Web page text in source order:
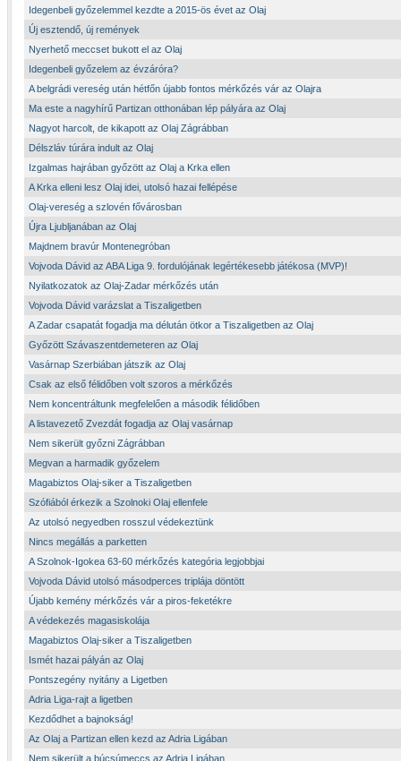
Idegenbeli győzelemmel kezdte a 2015-ös évet az Olaj
Új esztendő, új remények
Nyerhető meccset bukott el az Olaj
Idegenbeli győzelem az évzáróra?
A belgrádi vereség után hétfőn újabb fontos mérkőzés vár az Olajra
Ma este a nagyhírű Partizan otthonában lép pályára az Olaj
Nagyot harcolt, de kikapott az Olaj Zágrábban
Délszláv túrára indult az Olaj
Izgalmas hajrában győzött az Olaj a Krka ellen
A Krka elleni lesz Olaj idei, utolsó hazai fellépése
Olaj-vereség a szlovén fővárosban
Újra Ljubljanában az Olaj
Majdnem bravúr Montenegróban
Vojvoda Dávid az ABA Liga 9. fordulójának legértékesebb játékosa (MVP)!
Nyilatkozatok az Olaj-Zadar mérkőzés után
Vojvoda Dávid varázslat a Tiszaligetben
A Zadar csapatát fogadja ma délután ötkor a Tiszaligetben az Olaj
Győzött Szávaszentdemeteren az Olaj
Vasárnap Szerbiában játszik az Olaj
Csak az első félidőben volt szoros a mérkőzés
Nem koncentráltunk megfelelően a második félidőben
A listavezető Zvezdát fogadja az Olaj vasárnap
Nem sikerült győzni Zágrábban
Megvan a harmadik győzelem
Magabiztos Olaj-siker a Tiszaligetben
Szófiából érkezik a Szolnoki Olaj ellenfele
Az utolsó negyedben rosszul védekeztünk
Nincs megállás a parketten
A Szolnok-Igokea 63-60 mérkőzés kategória legjobbjai
Vojvoda Dávid utolsó másodperces triplája döntött
Újabb kemény mérkőzés vár a piros-feketékre
A védekezés magasiskolája
Magabiztos Olaj-siker a Tiszaligetben
Ismét hazai pályán az Olaj
Pontszegény nyitány a Ligetben
Adria Liga-rajt a ligetben
Kezdődhet a bajnokság!
Az Olaj a Partizan ellen kezd az Adria Ligában
Nem sikerült a búcsúmeccs az Adria Ligában